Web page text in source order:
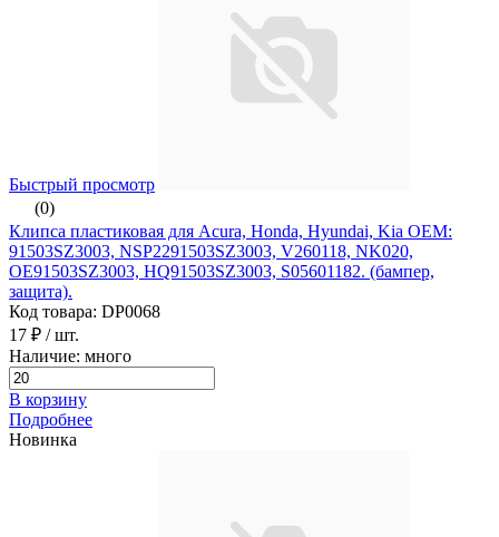
Быстрый просмотр
(0)
Клипса пластиковая для Acura, Honda, Hyundai, Kia ОЕМ:
91503SZ3003, NSP2291503SZ3003, V260118, NK020,
OE91503SZ3003, HQ91503SZ3003, S05601182. (бампер,
защита).
Код товара: DP0068
17 ₽ / шт.
Наличие: много
В корзину
Подробнее
Новинка